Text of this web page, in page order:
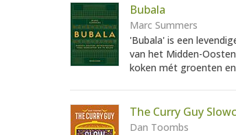
Bubala
Marc Summers
'Bubala' is een
van het Midden-
koken mét groenten
The Curry Guy
Dan Toombs